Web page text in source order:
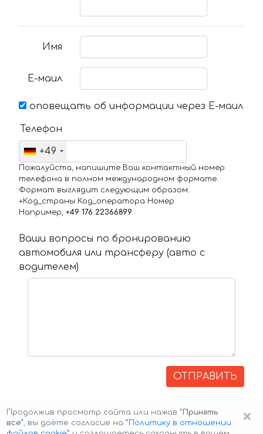
Имя
Е-маил
оповещать об информации через Е-маил
Телефон
+49
Пожалуйста, напишите Ваш контактный номер
телефона в полном международном формате.
Формат выглядит следующим образом:
+Код_страны Код_оператора Номер
Например, +49 176 22366899
Ваши вопросы по бронированию
автомобиля или трансферу (авто с
водителем)
ОТПРАВИТЬ
×
Продолжив просмотр сайта или нажав "Принять
все", вы даёте согласие на ”Политику в отношении